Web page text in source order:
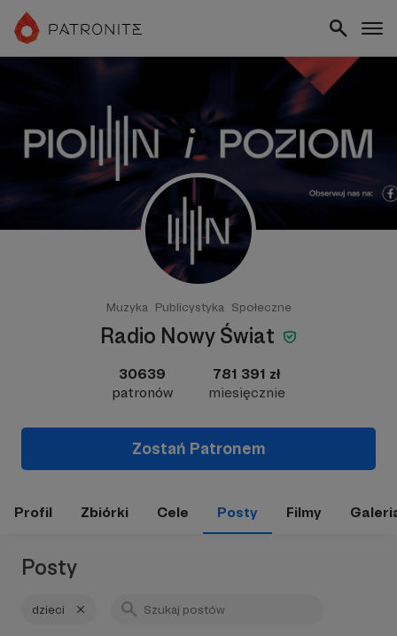
Muzyka Publicystyka Społeczne
Radio Nowy Świat
30639
patronów
781 391 zł
miesięcznie
Zostań Patronem
Profil Zbiórki Cele Posty Filmy
Posty
dzieci